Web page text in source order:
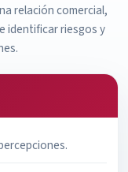
relación comercial,
identificar riesgos y